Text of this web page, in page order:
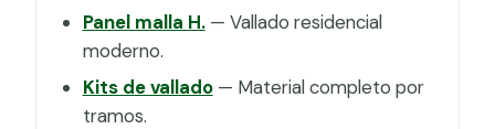
Panel malla H.— Vallado residencial
moderno.
Kits de vallado— Material completo por
tramos.